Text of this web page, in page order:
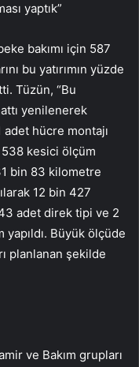
yaptık”
bakımı için 587
bu yatırımın yüzde
Tüzün, “Bu
yenilenerek
hücre montajı
kesici ölçüm
bin 83 kilometre
12 bin 427
adet direk tipi ve 2
Büyük ölçüde
planlanan şekilde
ve Bakım grupları